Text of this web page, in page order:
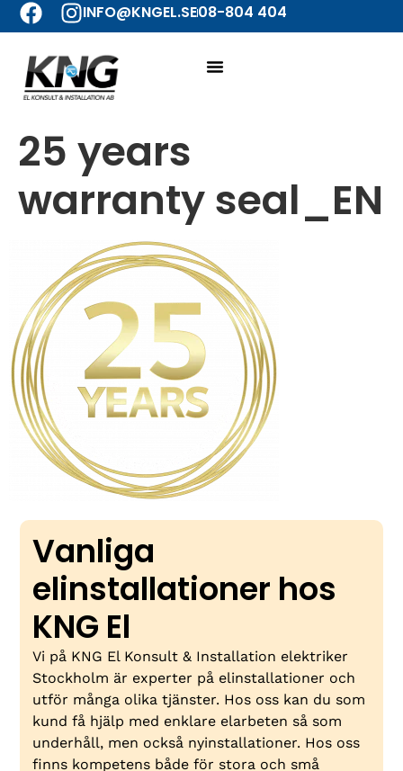
INFO@KNGEL.SE08-804 404
25 years
warranty seal_EN
Vanliga
elinstallationer hos
KNG El
Vi på KNG El Konsult & Installation elektriker
Stockholm är experter på elinstallationer och
utför många olika tjänster. Hos oss kan du som
kund få hjälp med enklare elarbeten så som
underhåll, men också nyinstallationer. Hos oss
finns kompetens både för stora och små